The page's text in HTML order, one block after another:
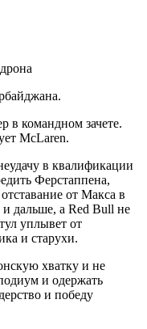
в командном зачете.
McLaren.
в квалификации
Ферстаппена,
от Макса в
и дальше, а Red Bull не
уплывет от
и старухи.
хватку и не
и одержать
и победу